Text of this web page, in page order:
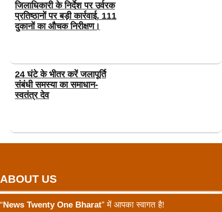
जिलाधिकारी के निर्देश पर उर्वरक
प्रतिष्ठानों पर बड़ी कार्रवाई, 111
दुकानों का औचक निरीक्षण।
24 घंटे के भीतर करें जलापूर्ति
संबंधी समस्या का समाधान-
स्वतंत्र देव
ABOUT US
“ News Twenty One Bharat” में आपका स्वागत है!